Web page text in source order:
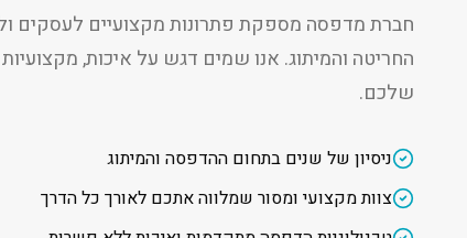
חברת מדפסה מספקת פתרונות מקצועיים לעסקים
החריטה והמיתוג. אנו שמים דגש על איכות,
שלכם.
ניסיון של שנים בתחום ההדפסה והמיתוג
צוות מקצועי ומסור שמלווה אתכם לאורך כל הדרך